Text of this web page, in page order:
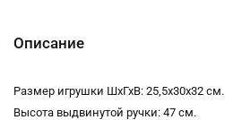
Описание
Размер игрушки ШхГхВ: 25,5х30х32 см.
Высота выдвинутой ручки: 47 см.